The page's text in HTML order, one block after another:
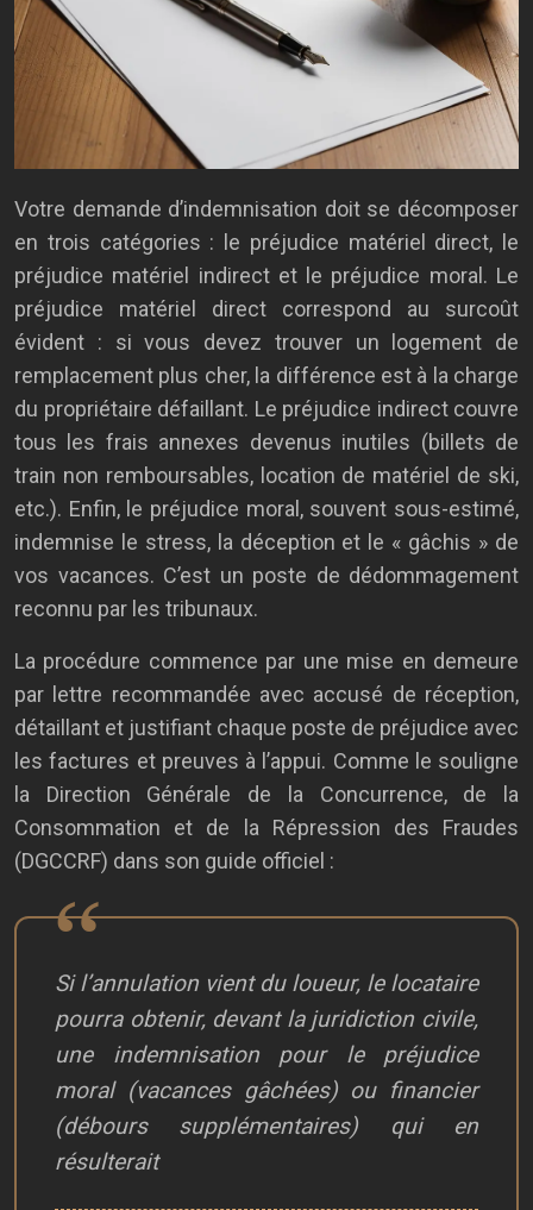
Votre demande d’indemnisation doit se décomposer
en trois catégories : le préjudice matériel direct, le
préjudice matériel indirect et le préjudice moral. Le
préjudice matériel direct correspond au surcoût
évident : si vous devez trouver un logement de
remplacement plus cher, la différence est à la charge
du propriétaire défaillant. Le préjudice indirect couvre
tous les frais annexes devenus inutiles (billets de
train non remboursables, location de matériel de ski,
etc.). Enfin, le préjudice moral, souvent sous-estimé,
indemnise le stress, la déception et le « gâchis » de
vos vacances. C’est un poste de dédommagement
reconnu par les tribunaux.
La procédure commence par une mise en demeure
par lettre recommandée avec accusé de réception,
détaillant et justifiant chaque poste de préjudice avec
les factures et preuves à l’appui. Comme le souligne
la Direction Générale de la Concurrence, de la
Consommation et de la Répression des Fraudes
(DGCCRF) dans son guide officiel :
Si l’annulation vient du loueur, le locataire
pourra obtenir, devant la juridiction civile,
une indemnisation pour le préjudice
moral (vacances gâchées) ou financier
(débours supplémentaires) qui en
résulterait